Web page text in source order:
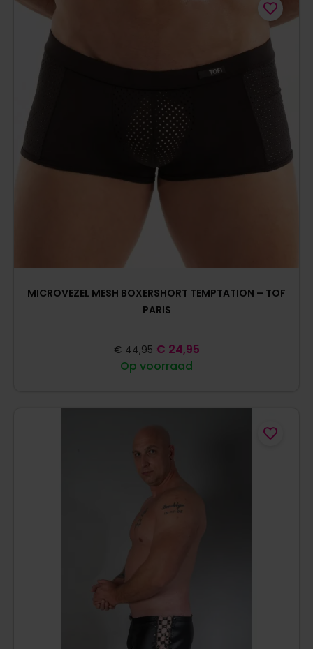
MICROVEZEL MESH BOXERSHORT TEMPTATION – TOF
PARIS
Op voorraad
€ 44,95 € 24,95